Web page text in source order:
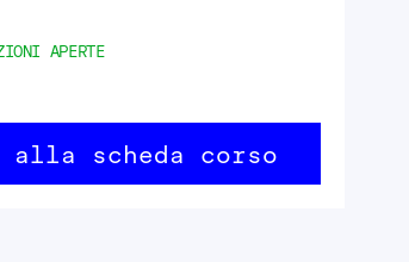
APERTE
alla scheda corso